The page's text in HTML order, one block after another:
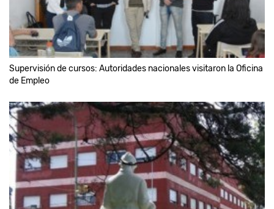
Supervisión de cursos: Autoridades nacionales visitaron la Oficina
de Empleo